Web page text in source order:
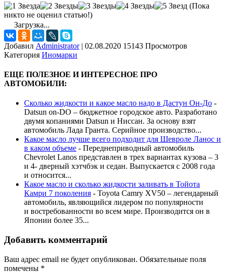
(Пока
никто не оценил статью!)
Загрузка...
Добавил Administrator | 02.08.2020 15143 Просмотров
Категория Иномарки
ЕЩЕ ПОЛЕЗНОЕ И ИНТЕРЕСНОЕ ПРО
АВТОМОБИЛИ:
Cколько жидкости и какое масло надо в Дастун Он-До -
Datsun on-DO – бюджетное городское авто. Разработано
двумя копаниями Datsun и Ниссан. За основу взят
автомобиль Лада Гранта. Серийное производство...
Какое масло лучше всего подходит для Шевроле Ланос и
в каком объеме - Переднеприводный автомобиль
Chevrolet Lanos представлен в трех вариантах кузова – 3
и 4- дверный хэтчбэк и седан. Выпускается с 2008 года
и относится...
Какое масло и сколько жидкости заливать в Тойота
Камри 7 поколения - Toyota Camry XV50 – легендарный
автомобиль, являющийся лидером по популярности
и востребованности во всем мире. Производится он в
Японии более 35...
Добавить комментарий
Ваш адрес email не будет опубликован. Обязательные поля
помечены *